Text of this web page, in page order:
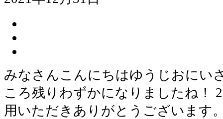
みなさんこんにちはゆうじおにい
ころ残りわずかになりましたね！
用いただきありがとうございます